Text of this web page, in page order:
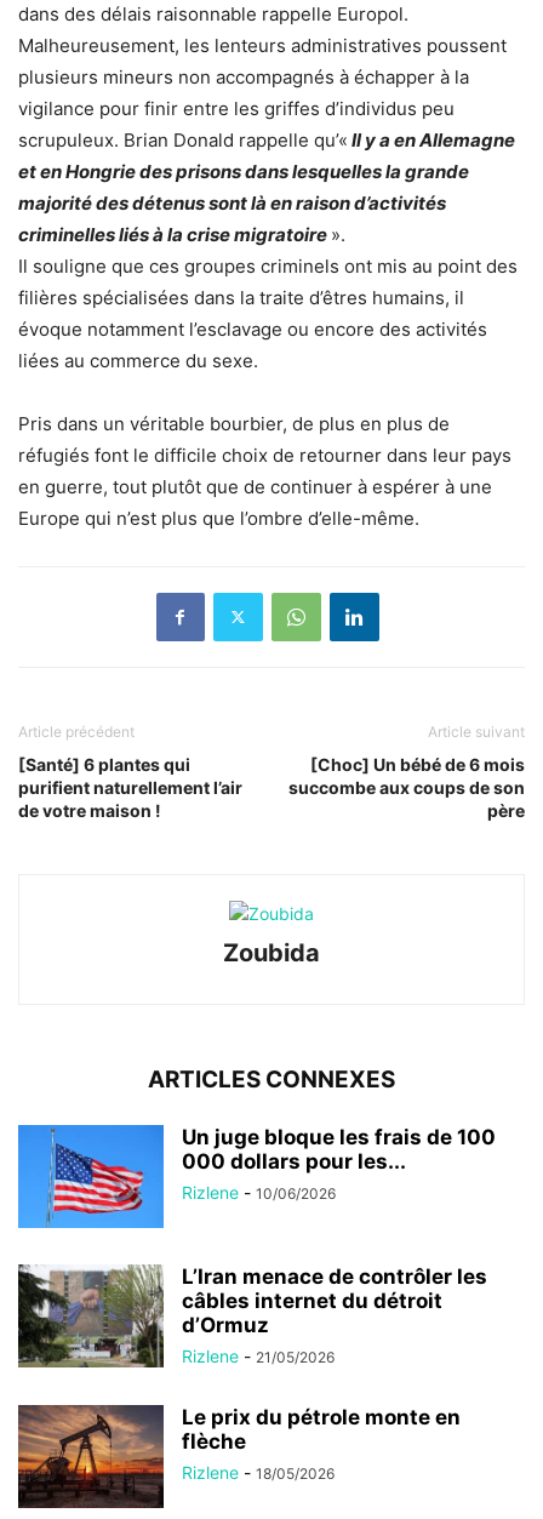
dans des délais raisonnable rappelle Europol.
Malheureusement, les lenteurs administratives poussent
plusieurs mineurs non accompagnés à échapper à la
vigilance pour finir entre les griffes d’individus peu
scrupuleux. Brian Donald rappelle qu’« Il y a en Allemagne
et en Hongrie des prisons dans lesquelles la grande
majorité des détenus sont là en raison d’activités
criminelles liés à la crise migratoire ».
Il souligne que ces groupes criminels ont mis au point des
filières spécialisées dans la traite d’êtres humains, il
évoque notamment l’esclavage ou encore des activités
liées au commerce du sexe.
Pris dans un véritable bourbier, de plus en plus de
réfugiés font le difficile choix de retourner dans leur pays
en guerre, tout plutôt que de continuer à espérer à une
Europe qui n’est plus que l’ombre d’elle-même.
Article précédent
[Santé] 6 plantes qui
purifient naturellement l’air
de votre maison !
Article suivant
[Choc] Un bébé de 6 mois
succombe aux coups de son
père
Zoubida
ARTICLES CONNEXES
Un juge bloque les frais de 100
000 dollars pour les...
Rizlene - 10/06/2026
L’Iran menace de contrôler les
câbles internet du détroit
d’Ormuz
Rizlene - 21/05/2026
Le prix du pétrole monte en
flèche
Rizlene - 18/05/2026